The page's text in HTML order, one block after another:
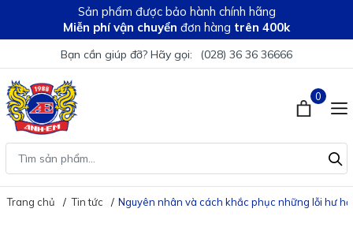
Sản phẩm được bảo hành chính hãng
Miễn phí vận chuyển đơn hàng trên 400k
Bạn cần giúp đỡ? Hãy gọi: (028) 36 36 36666
0
Trang chủ Tin tức Nguyên nhân và cách khắc phục những lỗi hư